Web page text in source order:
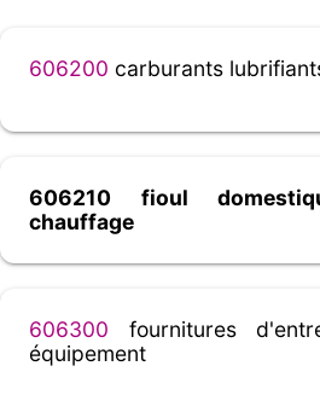
606200 carburants
606210 fioul
chauffage
606300 fournitures
équipement